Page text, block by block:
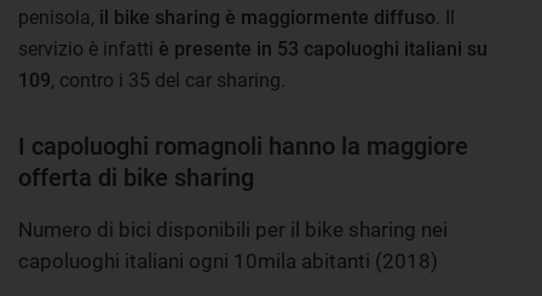
penisola, il bike sharing è maggiormente diffuso . Il
servizio è infatti è presente in 53 capoluoghi italiani su
109, contro i 35 del car sharing.
I capoluoghi romagnoli hanno la maggiore
offerta di bike sharing
Numero di bici disponibili per il bike sharing nei
capoluoghi italiani ogni 10mila abitanti (2018)